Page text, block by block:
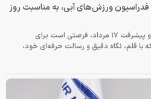
ورزش‌های آبی، به مناسبت روز
خبرنگاران؛ راویان آب، روایتگران تلاش و پیشرفت ۱۷ مرداد، فرصتی است برای
با قلم، نگاه دقیق و رسالت حرفه‌ای خود،